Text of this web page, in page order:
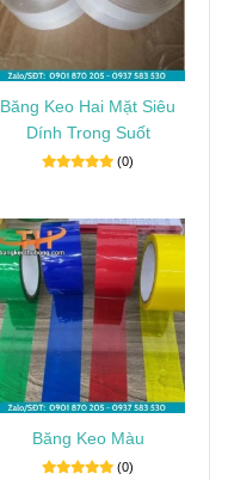
Băng Keo Hai Mặt Siêu
Dính Trong Suốt
(0)
Băng Keo Màu
(0)